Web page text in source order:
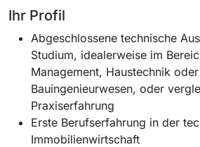
Ihr Profil
Abgeschlossene technische
Studium, idealerweise im
Management, Haustechnik oder
Bauingenieurwesen, oder
Praxiserfahrung
Erste Berufserfahrung in der
Immobilienwirtschaft